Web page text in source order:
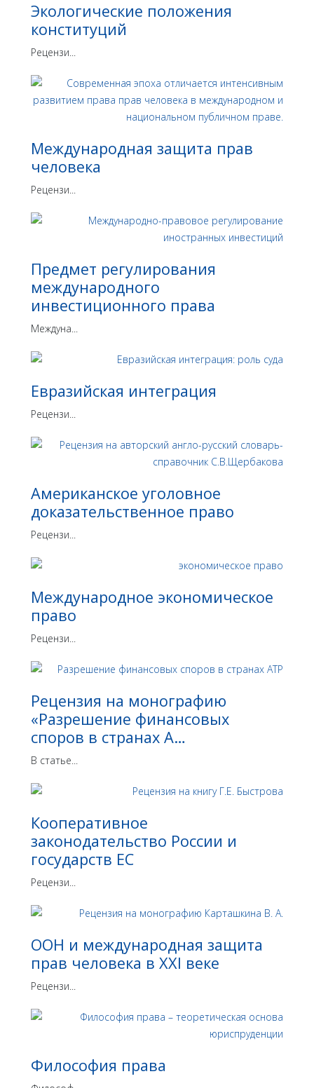
Экологические положения
конституций
Рецензи...
Международная защита прав
человека
Рецензи...
Предмет регулирования
международного
инвестиционного права
Междуна...
Евразийская интеграция
Рецензи...
Американское уголовное
доказательственное право
Рецензи...
Международное экономическое
право
Рецензи...
Рецензия на монографию
«Разрешение финансовых
споров в странах А…
В статье...
Кооперативное
законодательство России и
государств ЕС
Рецензи...
ООН и международная защита
прав человека в ХХI веке
Рецензи...
Философия права